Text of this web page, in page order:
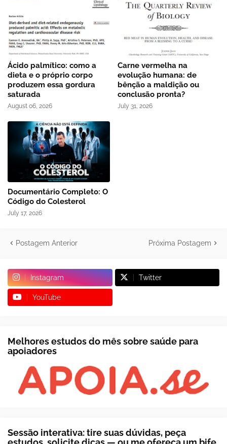
Ácido palmítico: como a
dieta e o próprio corpo
produzem essa gordura
saturada
August 06, 2026
Carne vermelha na
evolução humana: de
bênção a maldição ou
conclusão pronta?
July 31, 2026
Documentário Completo: O
Código do Colesterol
July 17, 2026
Postagem Anterior Próxima Postagem
Instagram Twitter
YouTube
Melhores estudos do mês sobre saúde para
apoiadores
Sessão interativa: tire suas dúvidas, peça